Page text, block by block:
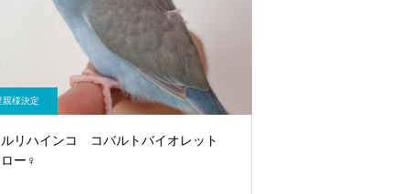
親様決定
リハインコ コバルトバイオレット
ー♀